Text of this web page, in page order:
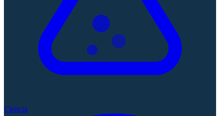
Ciencia